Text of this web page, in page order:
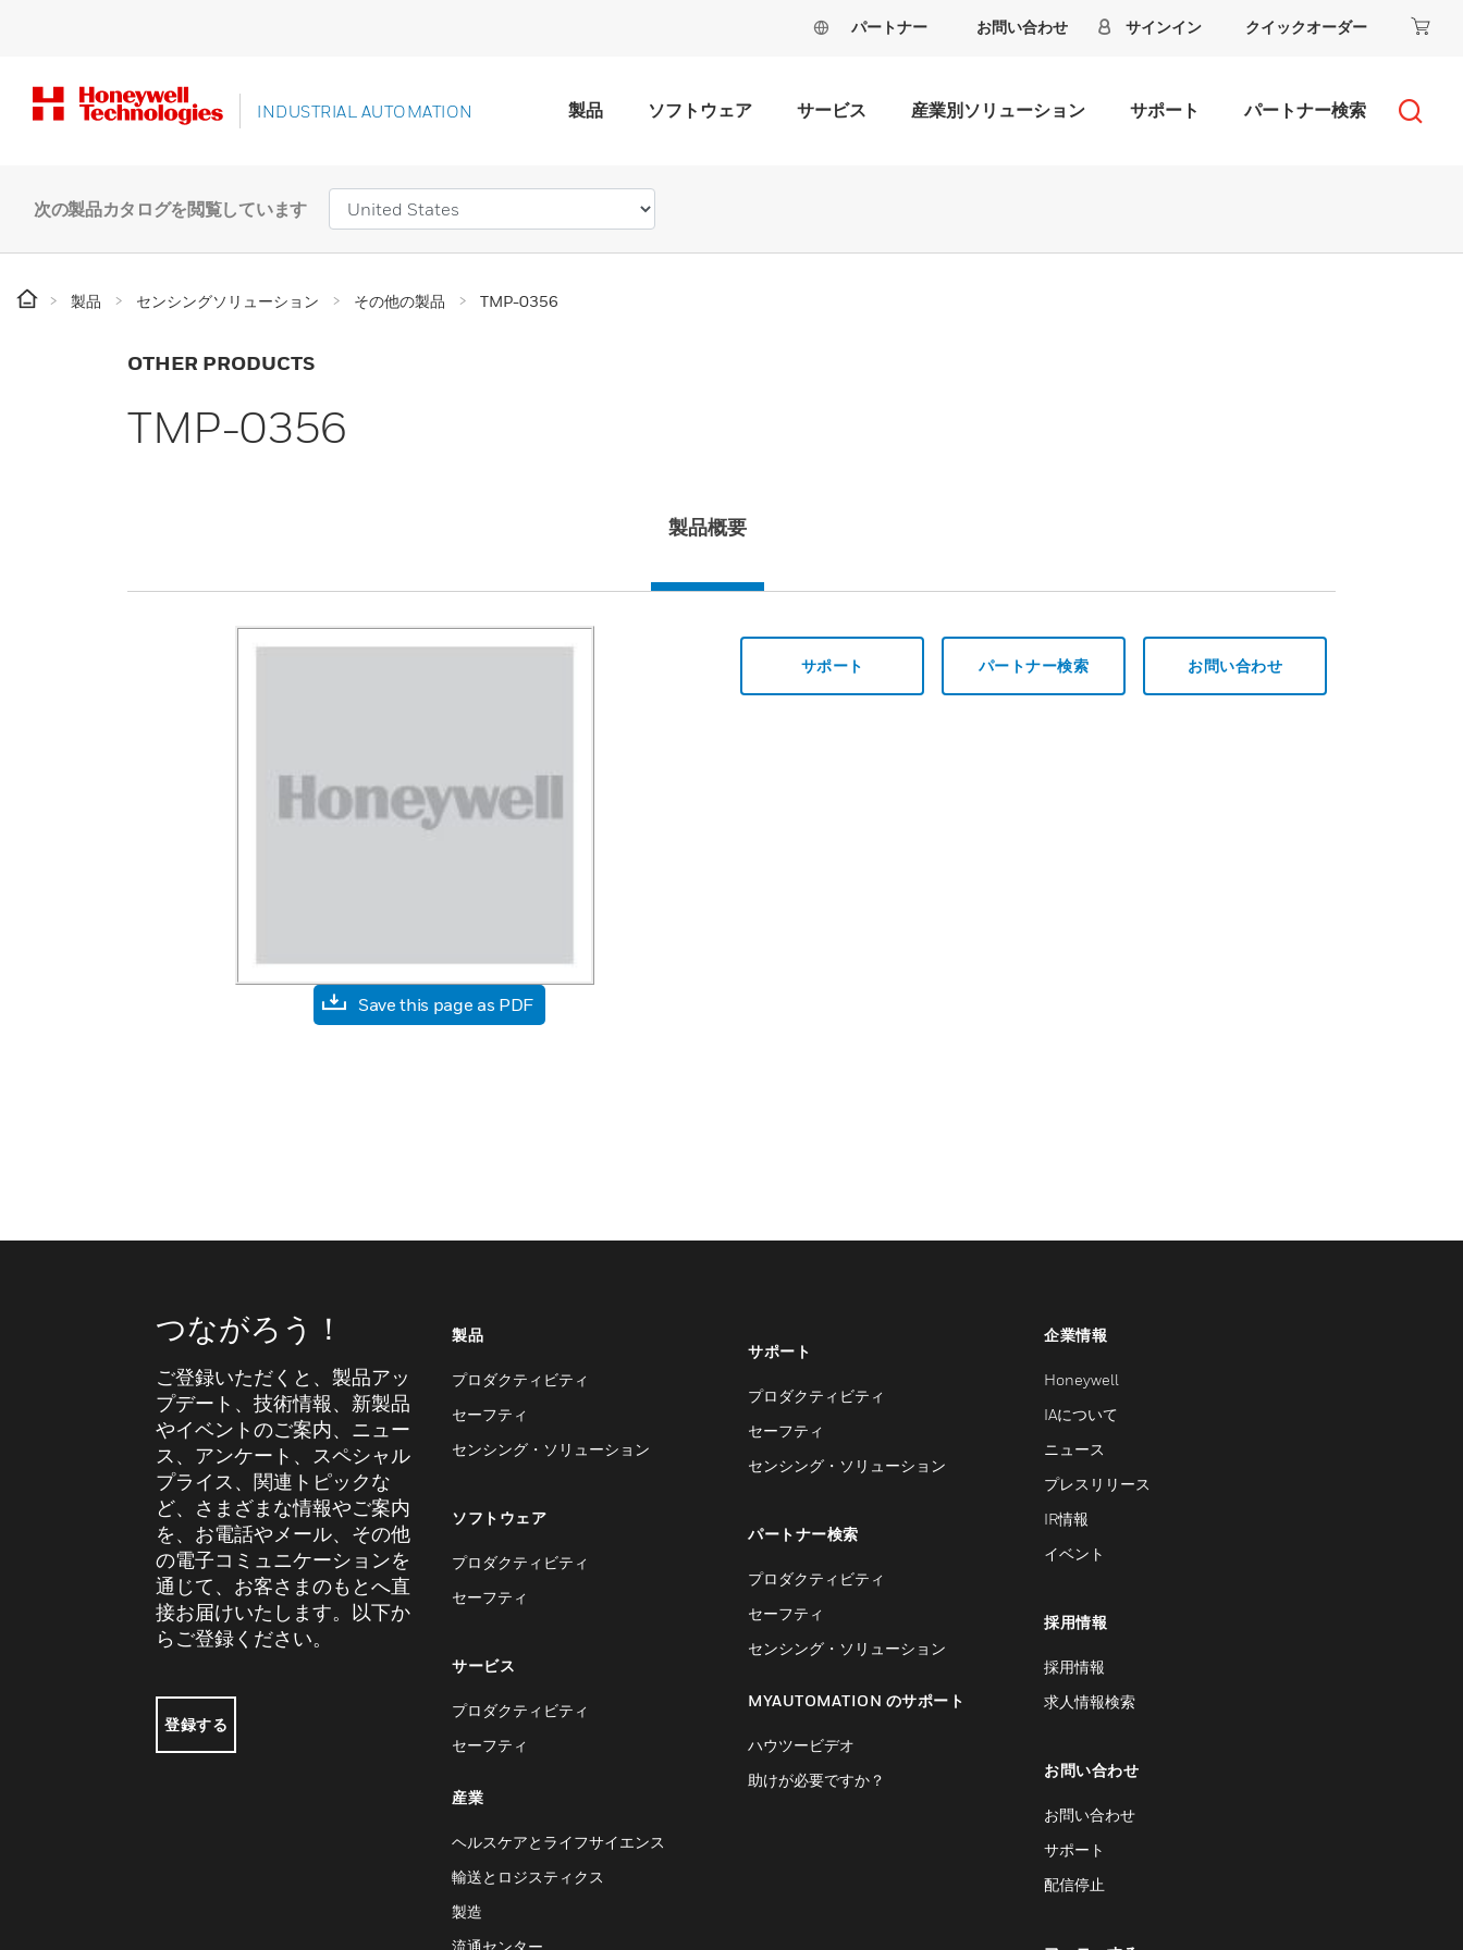
パートナー お問い合わせ サインイン クイックオーダー
INDUSTRIAL AUTOMATION 製品 ソフトウェア サービス 産業別ソリューション サポート パートナー検索
次の製品カタログを閲覧しています
製品 センシングソリューション その他の製品 TMP-0356
OTHER PRODUCTS
TMP-0356
製品概要
Save this page as PDF
サポート パートナー検索 お問い合わせ
つながろう！
ご登録いただくと、製品アッ
プデート、技術情報、新製品
やイベントのご案内、ニュー
ス、アンケート、スペシャル
プライス、関連トピックな
ど、さまざまな情報やご案内
を、お電話やメール、その他
の電子コミュニケーションを
通じて、お客さまのもとへ直
接お届けいたします。以下か
らご登録ください。
登録する
製品
プロダクティビティ
セーフティ
センシング・ソリューション
ソフトウェア
プロダクティビティ
セーフティ
サービス
プロダクティビティ
セーフティ
産業
ヘルスケアとライフサイエンス
輸送とロジスティクス
製造
流通センター
サポート
プロダクティビティ
セーフティ
センシング・ソリューション
パートナー検索
プロダクティビティ
セーフティ
センシング・ソリューション
MYAUTOMATION のサポート
ハウツービデオ
助けが必要ですか？
企業情報
Honeywell
IAについて
ニュース
プレスリリース
IR情報
イベント
採用情報
採用情報
求人情報検索
お問い合わせ
お問い合わせ
サポート
配信停止